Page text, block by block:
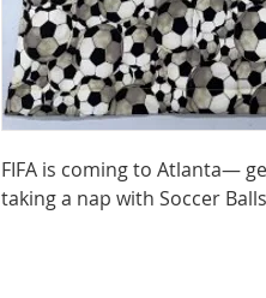
FIFA is coming to Atlanta—
taking a nap with Soccer